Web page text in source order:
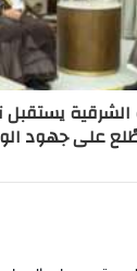
يستقبل
على جهود